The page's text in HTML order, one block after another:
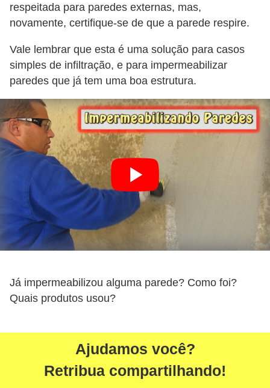
respeitada para paredes externas, mas,
novamente, certifique-se de que a parede respire.
Vale lembrar que esta é uma solução para casos
simples de infiltração, e para impermeabilizar
paredes que já tem uma boa estrutura.
Já impermeabilizou alguma parede? Como foi?
Quais produtos usou?
Ajudamos você?
Retribua compartilhando!